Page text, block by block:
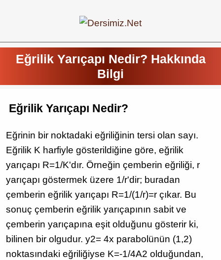
Eğrilik Yarıçapı Nedir? Hakkında
Bilgi
Eğrilik Yarıçapı Nedir?
Eğrinin bir noktadaki eğriliğinin tersi olan sayı.
Eğrilik K harfiyle gösterildiğine göre, eğrilik
yarıçapı R=1/K'dır. Örneğin çemberin eğriliği, r
yarıçapı göstermek üzere 1/r'dir; buradan
çemberin eğrilik yarıçapı R=1/(1/r)=r çıkar. Bu
sonuç çemberin eğrilik yarıçapının sabit ve
çemberin yarıçapına eşit olduğunu gösterir ki,
bilinen bir olgudur. y2= 4x parabolünün (1,2)
noktasındaki eğriliğiyse K=-1/4A2 olduğundan,